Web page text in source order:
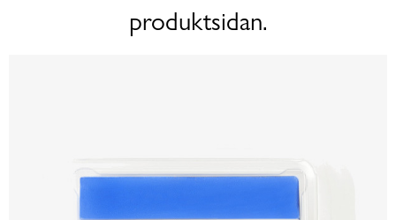
produktsidan.